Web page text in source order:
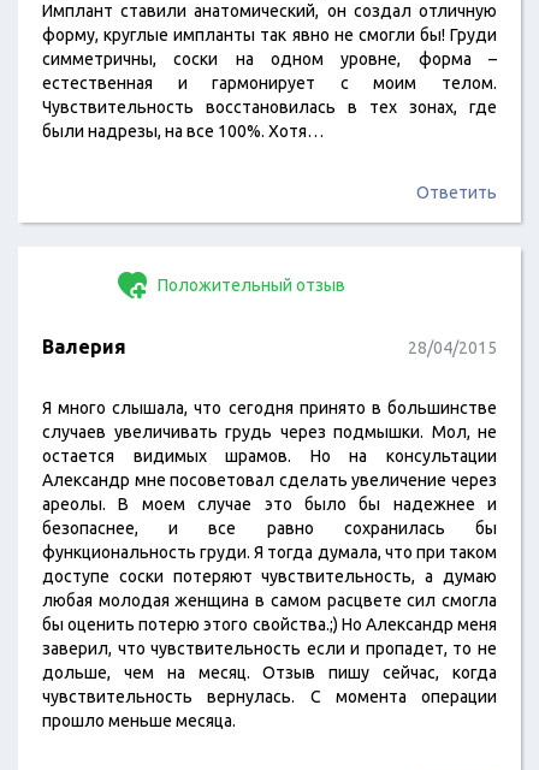
Имплант ставили анатомический, он создал отличную
форму, круглые импланты так явно не смогли бы! Груди
симметричны, соски на одном уровне, форма –
естественная и гармонирует с моим телом.
Чувствительность восстановилась в тех зонах, где
были надрезы, на все 100%. Хотя…
Ответить
Положительный отзыв
Валерия 28/04/2015
Я много слышала, что сегодня принято в большинстве
случаев увеличивать грудь через подмышки. Мол, не
остается видимых шрамов. Но на консультации
Александр мне посоветовал сделать увеличение через
ареолы. В моем случае это было бы надежнее и
безопаснее, и все равно сохранилась бы
функциональность груди. Я тогда думала, что при таком
доступе соски потеряют чувствительность, а думаю
любая молодая женщина в самом расцвете сил смогла
бы оценить потерю этого свойства.;) Но Александр меня
заверил, что чувствительность если и пропадет, то не
дольше, чем на месяц. Отзыв пишу сейчас, когда
чувствительность вернулась. С момента операции
прошло меньше месяца.